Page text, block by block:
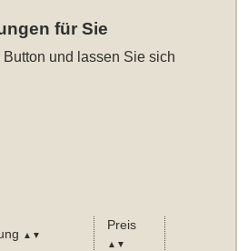
für Sie
und lassen Sie sich
▲▼
Preis
▲▼